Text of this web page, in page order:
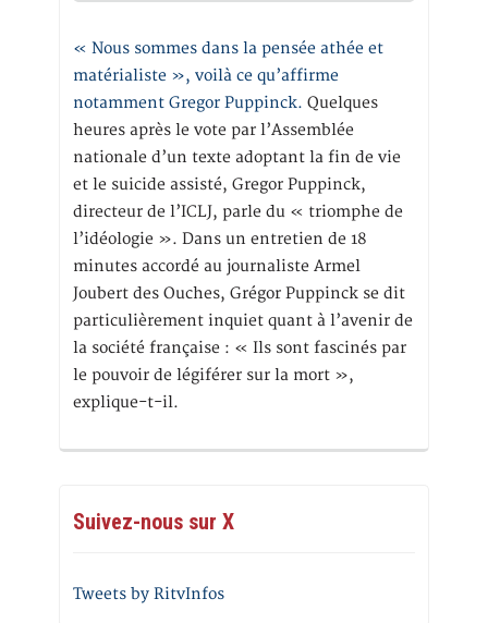
« Nous sommes dans la pensée athée et
matérialiste », voilà ce qu’affirme
notamment Gregor Puppinck. Quelques
heures après le vote par l’Assemblée
nationale d’un texte adoptant la fin de vie
et le suicide assisté, Gregor Puppinck,
directeur de l’ICLJ, parle du « triomphe de
l’idéologie ». Dans un entretien de 18
minutes accordé au journaliste Armel
Joubert des Ouches, Grégor Puppinck se dit
particulièrement inquiet quant à l’avenir de
la société française : « Ils sont fascinés par
le pouvoir de légiférer sur la mort »,
explique-t-il.
Suivez-nous sur X
Tweets by RitvInfos